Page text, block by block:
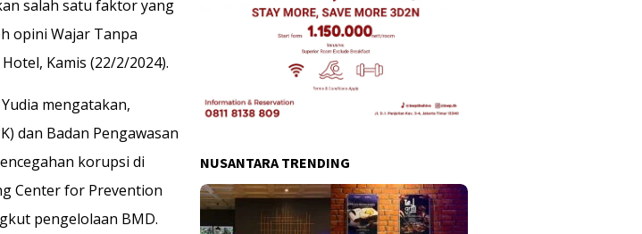
salah satu faktor yang
opini Wajar Tanpa
Kamis (22/2/2024).
mengatakan,
dan Badan Pengawasan
korupsi di
Center for Prevention
pengelolaan BMD.
NUSANTARA TRENDING